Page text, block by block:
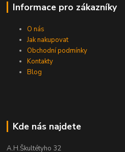
Informace pro zákazníky
O nás
Jak nakupovat
Obchodní podmínky
Kontakty
Blog
Kde nás najdete
A.H.Škultétyho 32